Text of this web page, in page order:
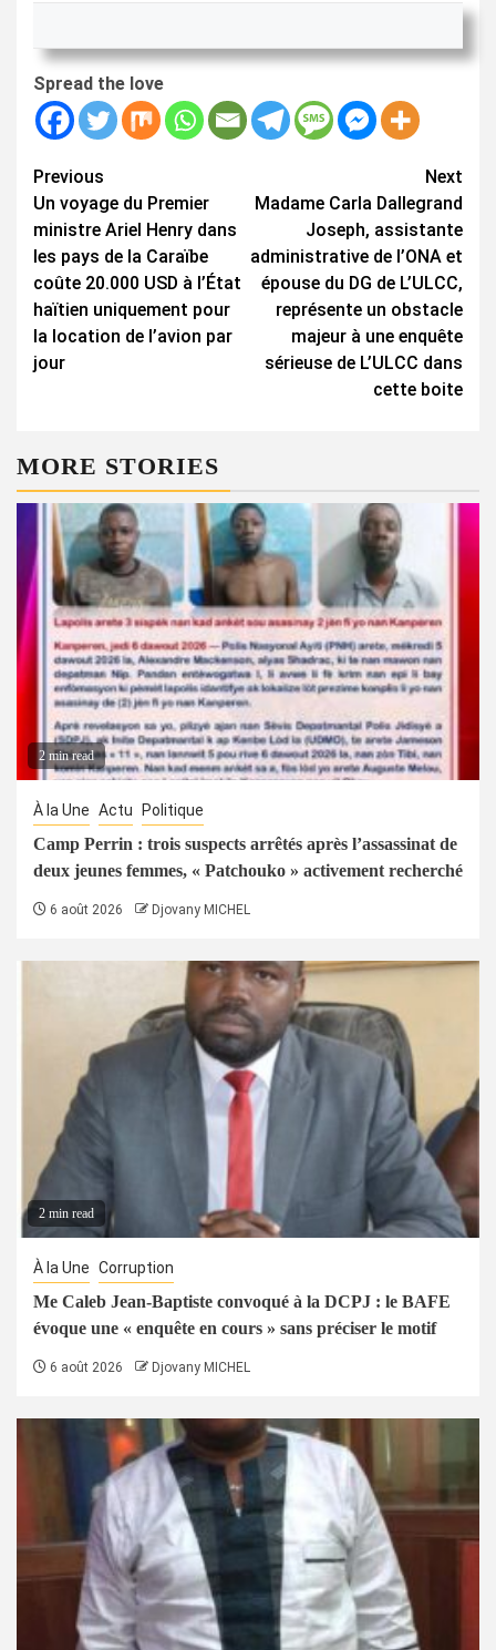
Spread the love
Continue
Reading
Previous
Un voyage du Premier
ministre Ariel Henry dans
les pays de la Caraïbe
coûte 20.000 USD à l’État
haïtien uniquement pour
la location de l’avion par
jour
Next
Madame Carla Dallegrand
Joseph, assistante
administrative de l’ONA et
épouse du DG de L’ULCC,
représente un obstacle
majeur à une enquête
sérieuse de L’ULCC dans
cette boite
MORE STORIES
2 min read
À la Une Actu Politique
Camp Perrin : trois suspects arrêtés après l’assassinat de
deux jeunes femmes, « Patchouko » activement recherché
6 août 2026 Djovany MICHEL
2 min read
À la Une Corruption
Me Caleb Jean-Baptiste convoqué à la DCPJ : le BAFE
évoque une « enquête en cours » sans préciser le motif
6 août 2026 Djovany MICHEL